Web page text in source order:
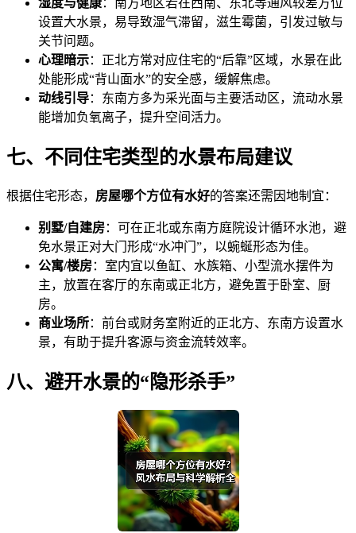
湿度与健康：南方地区若在西南、东北等通风较差方位
设置大水景，易导致湿气滞留，滋生霉菌，引发过敏与
关节问题。
心理暗示：正北方常对应住宅的“后靠”区域，水景在此
处能形成“背山面水”的安全感，缓解焦虑。
动线引导：东南方多为采光面与主要活动区，流动水景
能增加负氧离子，提升空间活力。
七、不同住宅类型的水景布局建议
根据住宅形态， 房屋哪个方位有水好的答案还需因地制宜：
别墅/自建房：可在正北或东南方庭院设计循环水池，避
免水景正对大门形成“水冲门”，以蜿蜒形态为佳。
公寓/楼房：室内宜以鱼缸、水族箱、小型流水摆件为
主，放置在客厅的东南或正北方，避免置于卧室、厨
房。
商业场所：前台或财务室附近的正北方、东南方设置水
景，有助于提升客源与资金流转效率。
八、避开水景的“隐形杀手”